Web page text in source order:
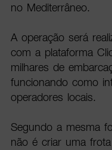
no Mediterrâneo.
A operação será
com a plataforma
milhares de
funcionando como
operadores locais.
Segundo a mesma
não é criar uma